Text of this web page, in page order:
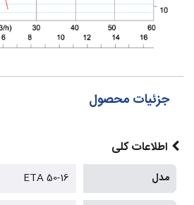
جزئیات محصول
اطلاعات کلی
مدل ETA 50-16